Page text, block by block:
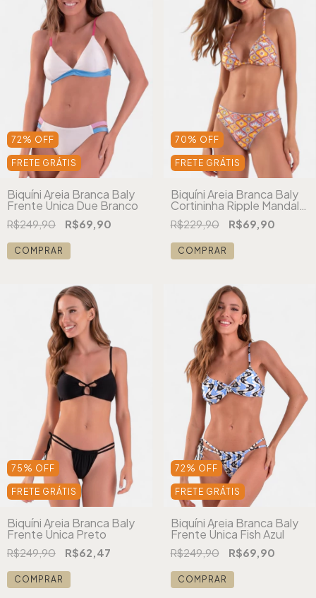
72% OFF
FRETE GRÁTIS
Biquíni Areia Branca Baly
Frente Única Due Branco
R$249,90 R$69,90
COMPRAR
70 % OFF
FRETE GRÁTIS
Biquíni Areia Branca Baly
Cortininha Ripple Mandala
Laranja
R$229,90 R$69,90
COMPRAR
75 % OFF
FRETE GRÁTIS
Biquíni Areia Branca Baly
Frente Única Preto
R$249,90 R$62,47
COMPRAR
72% OFF
FRETE GRÁTIS
Biquíni Areia Branca Baly
Frente Única Fish Azul
R$249,90 R$69,90
COMPRAR